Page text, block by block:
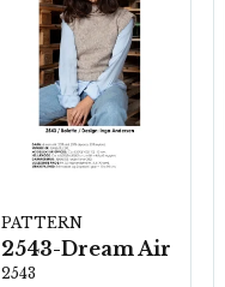
PATTERN
2543-Dream Air
2543